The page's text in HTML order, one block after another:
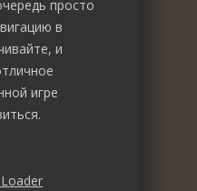
просто
в
и
игре